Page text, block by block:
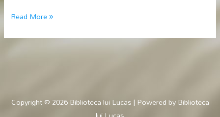
Trolul
Read More »
Copyright © 2026 Biblioteca lui Lucas | Powered byBiblioteca